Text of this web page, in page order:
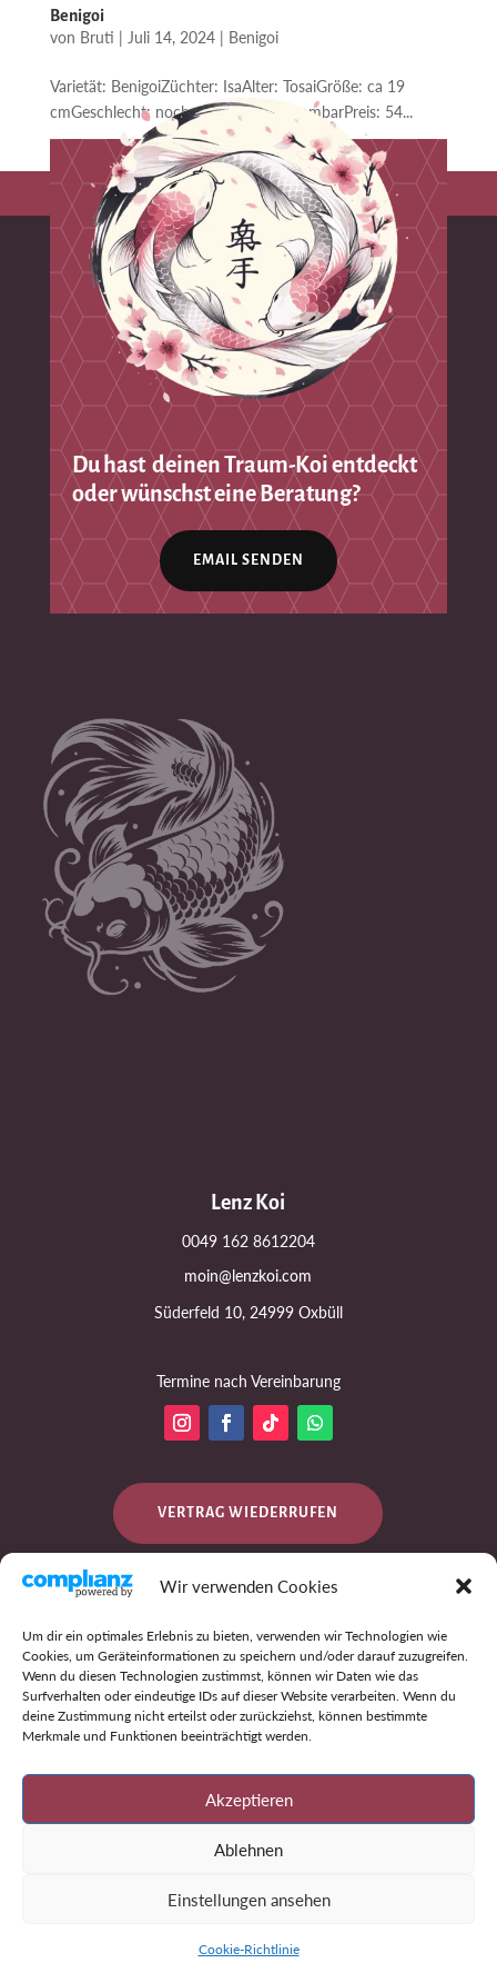
Wir verwenden Cookies
Um dir ein optimales Erlebnis zu bieten, verwenden wir Technologien wie
Cookies, um Geräteinformationen zu speichern und/oder darauf zuzugreifen.
Wenn du diesen Technologien zustimmst, können wir Daten wie das
Surfverhalten oder eindeutige IDs auf dieser Website verarbeiten. Wenn du
deine Zustimmung nicht erteilst oder zurückziehst, können bestimmte
Merkmale und Funktionen beeinträchtigt werden.
Akzeptieren
Ablehnen
Einstellungen ansehen
Cookie-Richtlinie
Benigoi
von Bruti | Juli 14, 2024| Benigoi
Varietät: BenigoiZüchter: IsaAlter: TosaiGröße: ca 19
cmGeschlecht: noch nicht klar bestimmbarPreis: 54...
Du hast deinen Traum-Koi entdeckt
oder wünschst eine Beratung?
EMAIL SENDEN
Lenz Koi
0049 162 8612204
moin@lenzkoi.com
Süderfeld 10, 24999 Oxbüll
Termine nach Vereinbarung
VERTRAG WIEDERRUFEN
IMPRESSUM
AGB